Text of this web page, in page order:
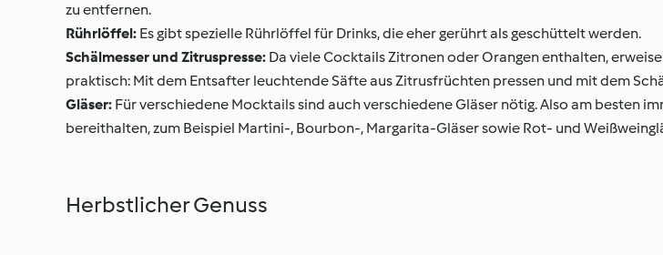
zu entfernen.
Rührlöffel: Es gibt spezielle Rührlöffel für Drinks, die eher gerührt als geschüttelt werden.
Schälmesser und Zitruspresse: Da viele Cocktails Zitronen oder Orangen enthalten,
praktisch: Mit dem Entsafter leuchtende Säfte aus Zitrusfrüchten pressen und mit dem
Gläser: Für verschiedene Mocktails sind auch verschiedene Gläser nötig. Also am besten
bereithalten, zum Beispiel Martini-, Bourbon-, Margarita-Gläser sowie Rot- und
Herbstlicher Genuss